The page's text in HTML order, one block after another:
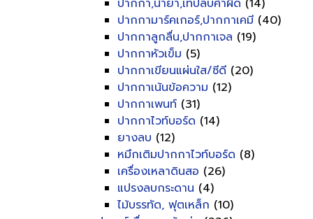
ปากกา,น้ำยา,เทปลบคำผิด (14)
ปากกามาร์คเกอร์,ปากกาเคมี (40)
ปากกาลูกลื่น,ปากกาเจล (19)
ปากกาหัวเข็ม (5)
ปากกาเขียนแผ่นใส/ซีดี (20)
ปากกาเน้นข้อความ (12)
ปากกาเพนท์ (31)
ปากกาไวท์บอร์ด (14)
ยางลบ (12)
หมึกเติมปากกาไวท์บอร์ด (8)
เครื่องเหลาดินสอ (26)
แปรงลบกระดาน (4)
ไม้บรรทัด, ฟุตเหล็ก (10)